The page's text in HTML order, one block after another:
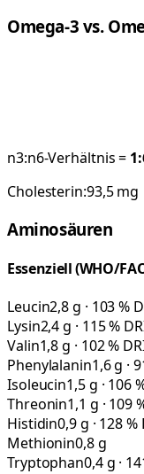
Omega-3 vs.
n3:n6-Verhältnis = 1:
Cholesterin:93,5mg
Aminosäuren
Essenziell (WHO/
Leucin2,8 g · 103 %
Lysin2,4 g · 115 %
Valin1,8 g · 102 %
Phenylalanin1,6 g ·
Isoleucin1,5 g · 106
Threonin1,1 g · 109
Histidin0,9 g · 128 %
Methionin0,8 g
Tryptophan0,4 g ·